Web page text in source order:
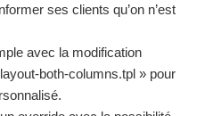
ses clients qu’on n’est
avec la modification
both-columns.tpl » pour